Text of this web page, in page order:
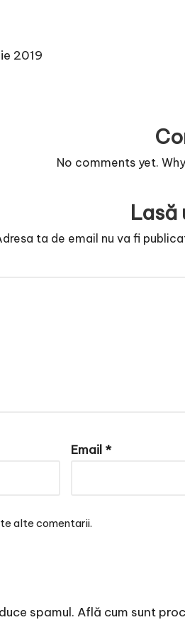
2019
No comments yet.
Lasă
ta de email nu va fi
Email *
alte comentarii.
spamul. Află cum sunt